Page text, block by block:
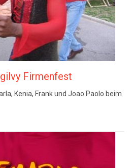
Firmenfest
Kenia, Frank und Joao Paolo beim